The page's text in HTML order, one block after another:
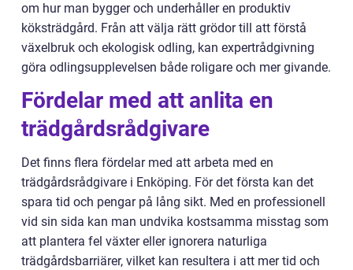
om hur man bygger och underhåller en produktiv
köksträdgård. Från att välja rätt grödor till att förstå
växelbruk och ekologisk odling, kan expertrådgivning
göra odlingsupplevelsen både roligare och mer givande.
Fördelar med att anlita en
trädgårdsrådgivare
Det finns flera fördelar med att arbeta med en
trädgårdsrådgivare i Enköping. För det första kan det
spara tid och pengar på lång sikt. Med en professionell
vid sin sida kan man undvika kostsamma misstag som
att plantera fel växter eller ignorera naturliga
trädgårdsbarriärer, vilket kan resultera i att mer tid och